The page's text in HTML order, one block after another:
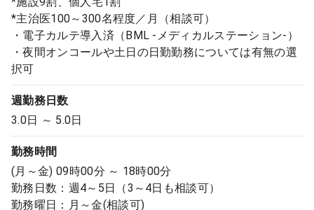
*主治医100～300名程度／月（相談可）
・電子カルテ導入済（BML -メディカルステーション-）
・夜間オンコールや土日の日勤勤務については有無の選
択可
週勤務日数
3.0日 ～ 5.0日
勤務時間
(月～金) 09時00分 ～ 18時00分
勤務日数：週4～5日（3～4日も相談可）
勤務曜日：月～金(相談可)